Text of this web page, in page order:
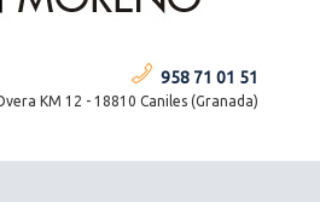
958 71 01 51
KM 12 - 18810 Caniles (Granada)